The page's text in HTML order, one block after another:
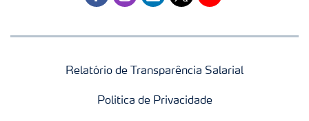
Relatório de Transparência Salarial
Politica de Privacidade